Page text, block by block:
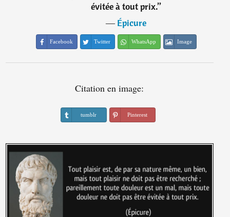
évitée à tout prix.”
―Épicure
Facebook Twitter WhatsApp Image
Citation en image:
tumblr Pinterest